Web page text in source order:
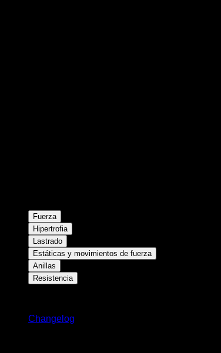
Fuerza
Hipertrofia
Lastrado
Estáticas y movimientos de fuerza
Anillas
Resistencia
Changelog